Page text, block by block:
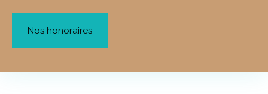
Nos honoraires